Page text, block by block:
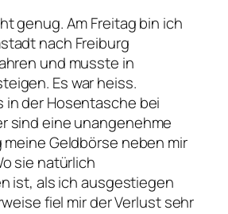
genug. Am Freitag bin ich
nach Freiburg
und musste in
Es war heiss.
in der Hosentasche bei
sind eine unangenehme
meine Geldbörse neben mir
sie natürlich
ist, als ich ausgestiegen
fiel mir der Verlust sehr